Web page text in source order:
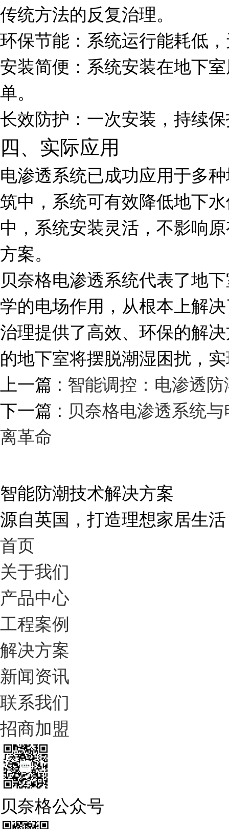
传统方法的反复治理。
环保节能：系统运行能耗低
安装简便：系统安装在地下
单。
长效防护：一次安装，持续
四、实际应用
电渗透系统已成功应用于多
筑中，系统可有效降低地下
中，系统安装灵活，不影响
方案。
贝奈格电渗透系统代表了地
学的电场作用，从根本上解
治理提供了高效、环保的解
的地下室将摆脱潮湿困扰，
上一篇 : 智能调控：电渗透
下一篇 : 贝奈格电渗透系统
离革命
智能防潮技术解决方案
源自英国，打造理想家居生活
首页
关于我们
产品中心
工程案例
解决方案
新闻资讯
联系我们
招商加盟
贝奈格公众号